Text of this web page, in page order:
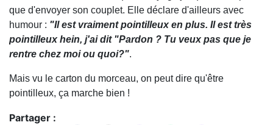
que d'envoyer son couplet. Elle déclare d'ailleurs avec
humour : "Il est vraiment pointilleux en plus. Il est très
pointilleux hein, j'ai dit "Pardon ? Tu veux pas que je
rentre chez moi ou quoi?".
Mais vu le carton du morceau, on peut dire qu'être
pointilleux, ça marche bien !
Partager :